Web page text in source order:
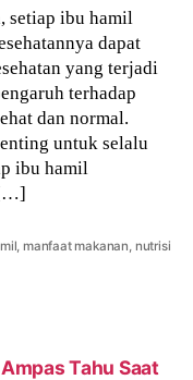
setiap ibu hamil
dapat
yang terjadi
terhadap
dan normal.
untuk selalu
ibu hamil
[…]
,manfaat makanan nutrisi
Tahu Saat